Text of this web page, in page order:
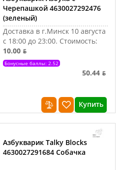
Черепашкой 4630027292476
(зеленый)
Доставка в г.Минск 10 августа
с 18:00 до 23:00. Стоимость:
10.00 ƃ
Бонусные баллы: 2.52
50.44 ƃ
Купить
Азбукварик Talky Blocks
4630027291684 Собачка